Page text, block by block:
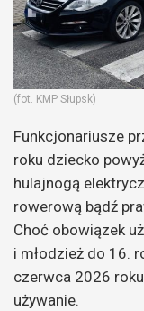
(fot. KMP Słupsk)
Funkcjonariusze
roku dziecko
hulajnogą
rowerową bądź
Choć obowiązek
i młodzież do 16.
czerwca 2026
używanie.